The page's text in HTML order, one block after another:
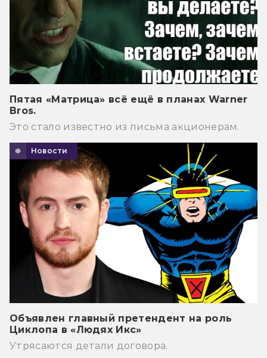
Пятая «Матрица» всё ещё в планах Warner
Bros.
Это стало известно из письма акционерам.
Новости
Объявлен главный претендент на роль
Циклопа в «Людях Икс»
Утрясаются детали договора.